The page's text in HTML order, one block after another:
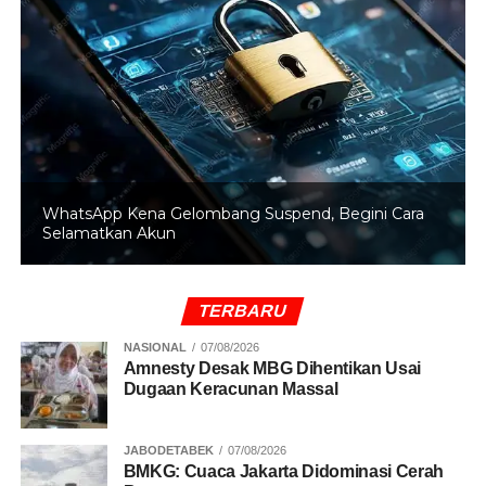
RELATED TOPICS: ANGGARAN PENDIDIKAN ASN
GURU
KESEJAHTERAAN
KESEJAHTERAAN GURU
KOMISI X DPR RI
PENDIDIKAN
UP NEXT
Wamen LH Dorong Teknologi Hijau Perkuat
Program Prioritas Presiden
DON'T MISS
KPK Geledah Empat Lokasi dan Sita Dokumen
Penting Terkait OTT Muara Enim
WhatsApp Kena Gelombang Suspend, Begini Cara
Selamatkan Akun
TERBARU
NASIONAL 07/08/2026
Amnesty Desak MBG Dihentikan Usai
Dugaan Keracunan Massal
JABODETABEK 07/08/2026
BMKG: Cuaca Jakarta Didominasi Cerah